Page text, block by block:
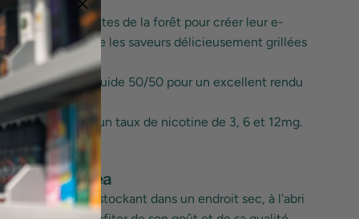
.
.
des noisettes de la forêt pour créer leur e-
équilibré révèle les saveurs délicieusement grillées
une base e-liquide 50/50 pour un excellent rendu
proposé avec un taux de nicotine de 3, 6 et 12mg.
– Savourea
e-liquide en le stockant dans un endroit sec, à l'abri